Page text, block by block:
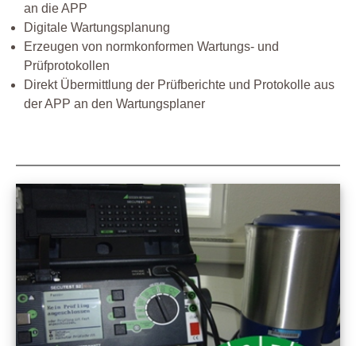
an die APP
Digitale Wartungsplanung
Erzeugen von normkonformen Wartungs- und
Prüfprotokollen
Direkt Übermittlung der Prüfberichte und Protokolle aus
der APP an den Wartungsplaner